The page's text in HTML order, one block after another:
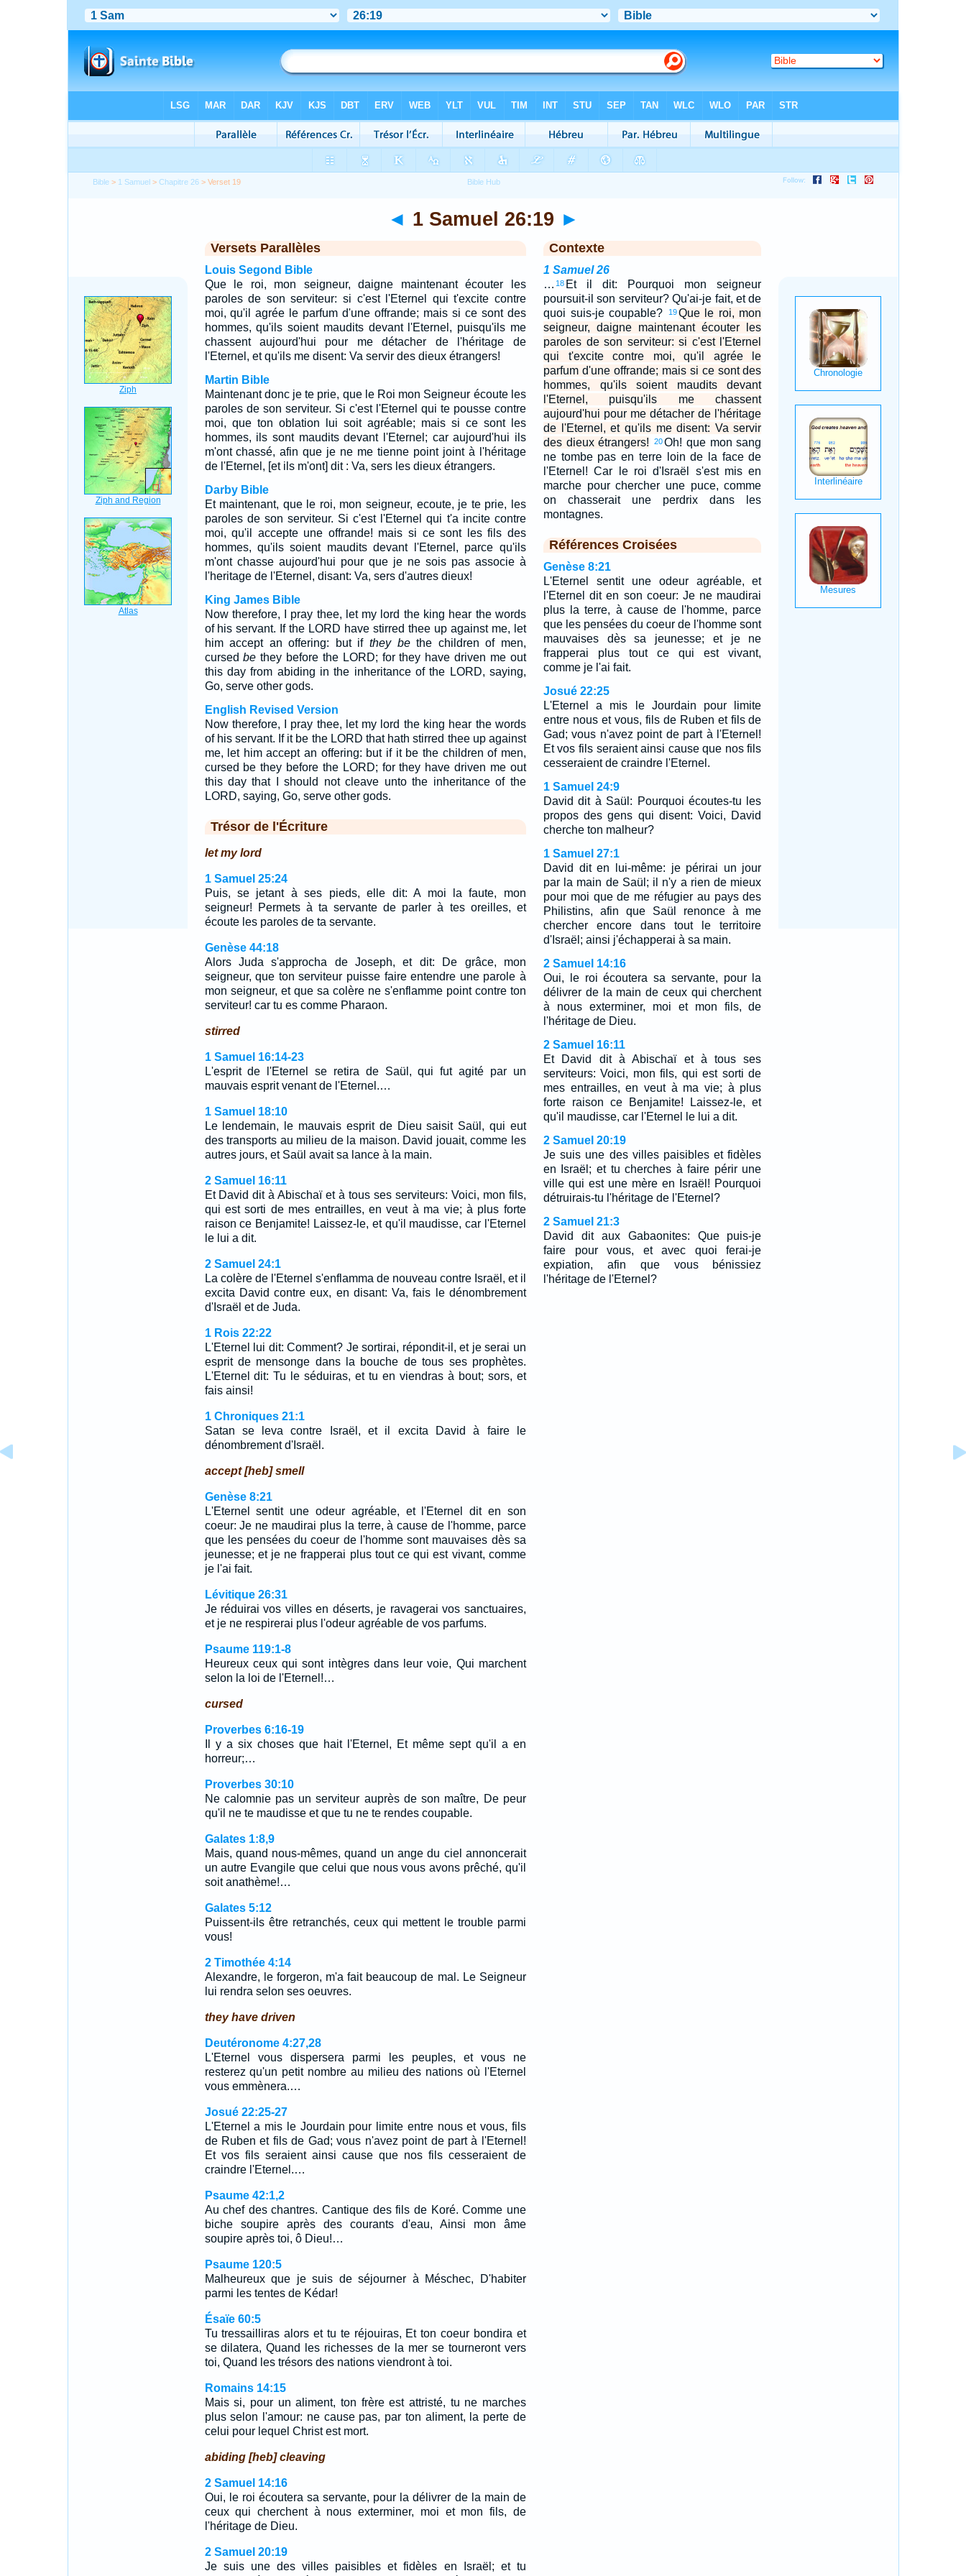
Bible > 1 Samuel >Chapitre 26 > Verset 19
◄ 1 Samuel 26:19 ►
Versets Parallèles
Louis Segond Bible
Que le roi, mon seigneur, daigne maintenant écouter les
paroles de son serviteur: si c'est l'Eternel qui t'excite contre
moi, qu'il agrée le parfum d'une offrande; mais si ce sont des
hommes, qu'ils soient maudits devant l'Eternel, puisqu'ils me
chassent aujourd'hui pour me détacher de l'héritage de
l'Eternel, et qu'ils me disent: Va servir des dieux étrangers!
Martin Bible
Maintenant donc je te prie, que le Roi mon Seigneur écoute les
paroles de son serviteur. Si c'est l'Eternel qui te pousse contre
moi, que ton oblation lui soit agréable; mais si ce sont les
hommes, ils sont maudits devant l'Eternel; car aujourd'hui ils
m'ont chassé, afin que je ne me tienne point joint à l'héritage
de l'Eternel, [et ils m'ont] dit : Va, sers les dieux étrangers.
Darby Bible
Et maintenant, que le roi, mon seigneur, ecoute, je te prie, les
paroles de son serviteur. Si c'est l'Eternel qui t'a incite contre
moi, qu'il accepte une offrande! mais si ce sont les fils des
hommes, qu'ils soient maudits devant l'Eternel, parce qu'ils
m'ont chasse aujourd'hui pour que je ne sois pas associe à
l'heritage de l'Eternel, disant: Va, sers d'autres dieux!
King James Bible
Now therefore, I pray thee, let my lord the king hear the words
of his servant. If the LORD have stirred thee up against me, let
him accept an offering: but if they bethe children of men,
cursedbe they before the LORD; for they have driven me out
this day from abiding in the inheritance of the LORD, saying,
Go, serve other gods.
English Revised Version
Now therefore, I pray thee, let my lord the king hear the words
of his servant. If it be the LORD that hath stirred thee up against
me, let him accept an offering: but if it be the children of men,
cursed be they before the LORD; for they have driven me out
this day that I should not cleave unto the inheritance of the
LORD, saying, Go, serve other gods.
Trésor de l'Écriture
let my lord
1 Samuel 25:24
Puis, se jetant à ses pieds, elle dit: A moi la faute, mon
seigneur! Permets à ta servante de parler à tes oreilles, et
écoute les paroles de ta servante.
Genèse 44:18
Alors Juda s'approcha de Joseph, et dit: De grâce, mon
seigneur, que ton serviteur puisse faire entendre une parole à
mon seigneur, et que sa colère ne s'enflamme point contre ton
serviteur! car tu es comme Pharaon.
stirred
1 Samuel 16:14-23
L'esprit de l'Eternel se retira de Saül, qui fut agité par un
mauvais esprit venant de l'Eternel.…
1 Samuel 18:10
Le lendemain, le mauvais esprit de Dieu saisit Saül, qui eut
des transports au milieu de la maison. David jouait, comme les
autres jours, et Saül avait sa lance à la main.
2 Samuel 16:11
Et David dit à Abischaï et à tous ses serviteurs: Voici, mon fils,
qui est sorti de mes entrailles, en veut à ma vie; à plus forte
raison ce Benjamite! Laissez-le, et qu'il maudisse, car l'Eternel
le lui a dit.
2 Samuel 24:1
La colère de l'Eternel s'enflamma de nouveau contre Israël, et il
excita David contre eux, en disant: Va, fais le dénombrement
d'Israël et de Juda.
1 Rois 22:22
L'Eternel lui dit: Comment? Je sortirai, répondit-il, et je serai un
esprit de mensonge dans la bouche de tous ses prophètes.
L'Eternel dit: Tu le séduiras, et tu en viendras à bout; sors, et
fais ainsi!
1 Chroniques 21:1
Satan se leva contre Israël, et il excita David à faire le
dénombrement d'Israël.
accept [heb] smell
Genèse 8:21
L'Eternel sentit une odeur agréable, et l'Eternel dit en son
coeur: Je ne maudirai plus la terre, à cause de l'homme, parce
que les pensées du coeur de l'homme sont mauvaises dès sa
jeunesse; et je ne frapperai plus tout ce qui est vivant, comme
je l'ai fait.
Lévitique 26:31
Je réduirai vos villes en déserts, je ravagerai vos sanctuaires,
et je ne respirerai plus l'odeur agréable de vos parfums.
Psaume 119:1-8
Heureux ceux qui sont intègres dans leur voie, Qui marchent
selon la loi de l'Eternel!…
cursed
Proverbes 6:16-19
Il y a six choses que hait l'Eternel, Et même sept qu'il a en
horreur;…
Proverbes 30:10
Ne calomnie pas un serviteur auprès de son maître, De peur
qu'il ne te maudisse et que tu ne te rendes coupable.
Galates 1:8,9
Mais, quand nous-mêmes, quand un ange du ciel annoncerait
un autre Evangile que celui que nous vous avons prêché, qu'il
soit anathème!…
Galates 5:12
Puissent-ils être retranchés, ceux qui mettent le trouble parmi
vous!
2 Timothée 4:14
Alexandre, le forgeron, m'a fait beaucoup de mal. Le Seigneur
lui rendra selon ses oeuvres.
they have driven
Deutéronome 4:27,28
L'Eternel vous dispersera parmi les peuples, et vous ne
resterez qu'un petit nombre au milieu des nations où l'Eternel
vous emmènera.…
Josué 22:25-27
L'Eternel a mis le Jourdain pour limite entre nous et vous, fils
de Ruben et fils de Gad; vous n'avez point de part à l'Eternel!
Et vos fils seraient ainsi cause que nos fils cesseraient de
craindre l'Eternel.…
Psaume 42:1,2
Au chef des chantres. Cantique des fils de Koré. Comme une
biche soupire après des courants d'eau, Ainsi mon âme
soupire après toi, ô Dieu!…
Psaume 120:5
Malheureux que je suis de séjourner à Méschec, D'habiter
parmi les tentes de Kédar!
Ésaïe 60:5
Tu tressailliras alors et tu te réjouiras, Et ton coeur bondira et
se dilatera, Quand les richesses de la mer se tourneront vers
toi, Quand les trésors des nations viendront à toi.
Romains 14:15
Mais si, pour un aliment, ton frère est attristé, tu ne marches
plus selon l'amour: ne cause pas, par ton aliment, la perte de
celui pour lequel Christ est mort.
abiding [heb] cleaving
2 Samuel 14:16
Oui, le roi écoutera sa servante, pour la délivrer de la main de
ceux qui cherchent à nous exterminer, moi et mon fils, de
l'héritage de Dieu.
2 Samuel 20:19
Je suis une des villes paisibles et fidèles en Israël; et tu
Contexte
1 Samuel 26
… 18 Et il dit: Pourquoi mon seigneur
poursuit-il son serviteur? Qu'ai-je fait, et de
quoi suis-je coupable?
19Que le roi, mon
seigneur, daigne maintenant écouter les
paroles de son serviteur: si c'est l'Eternel
qui t'excite contre moi, qu'il agrée le
parfum d'une offrande; mais si ce sont des
hommes, qu'ils soient maudits devant
l'Eternel, puisqu'ils me chassent
aujourd'hui pour me détacher de l'héritage
de l'Eternel, et qu'ils me disent: Va servir
des dieux étrangers!
20Oh! que mon sang
ne tombe pas en terre loin de la face de
l'Eternel! Car le roi d'Israël s'est mis en
marche pour chercher une puce, comme
on chasserait une perdrix dans les
montagnes.
Références Croisées
Genèse 8:21
L'Eternel sentit une odeur agréable, et
l'Eternel dit en son coeur: Je ne maudirai
plus la terre, à cause de l'homme, parce
que les pensées du coeur de l'homme sont
mauvaises dès sa jeunesse; et je ne
frapperai plus tout ce qui est vivant,
comme je l'ai fait.
Josué 22:25
L'Eternel a mis le Jourdain pour limite
entre nous et vous, fils de Ruben et fils de
Gad; vous n'avez point de part à l'Eternel!
Et vos fils seraient ainsi cause que nos fils
cesseraient de craindre l'Eternel.
1 Samuel 24:9
David dit à Saül: Pourquoi écoutes-tu les
propos des gens qui disent: Voici, David
cherche ton malheur?
1 Samuel 27:1
David dit en lui-même: je périrai un jour
par la main de Saül; il n'y a rien de mieux
pour moi que de me réfugier au pays des
Philistins, afin que Saül renonce à me
chercher encore dans tout le territoire
d'Israël; ainsi j'échapperai à sa main.
2 Samuel 14:16
Oui, le roi écoutera sa servante, pour la
délivrer de la main de ceux qui cherchent
à nous exterminer, moi et mon fils, de
l'héritage de Dieu.
2 Samuel 16:11
Et David dit à Abischaï et à tous ses
serviteurs: Voici, mon fils, qui est sorti de
mes entrailles, en veut à ma vie; à plus
forte raison ce Benjamite! Laissez-le, et
qu'il maudisse, car l'Eternel le lui a dit.
2 Samuel 20:19
Je suis une des villes paisibles et fidèles
en Israël; et tu cherches à faire périr une
ville qui est une mère en Israël! Pourquoi
détruirais-tu l'héritage de l'Eternel?
2 Samuel 21:3
David dit aux Gabaonites: Que puis-je
faire pour vous, et avec quoi ferai-je
expiation, afin que vous bénissiez
l'héritage de l'Eternel?